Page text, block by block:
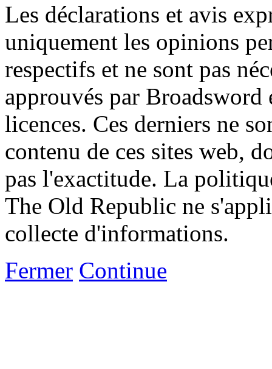
Les déclarations et avis
uniquement les opinions
respectifs et ne sont pas
approuvés par
licences. Ces derniers ne
contenu de ces sites web,
pas l'exactitude. La
The Old Republic ne
collecte d'informations.
Fermer Continue